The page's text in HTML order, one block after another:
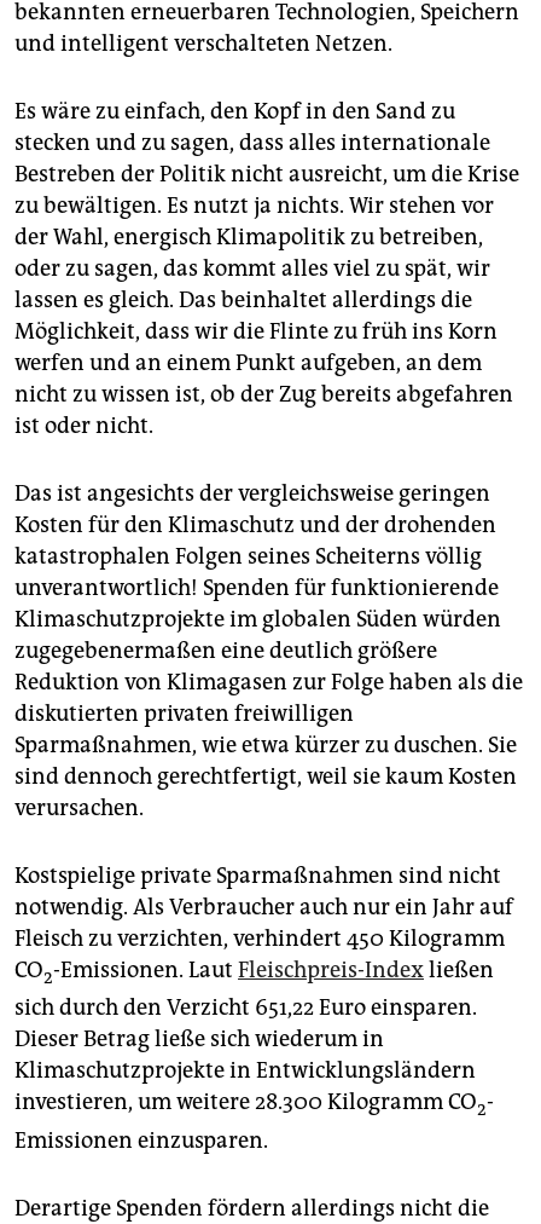
bekannten erneuerbaren Technologien, Speichern
und intelligent verschalteten Netzen.
Es wäre zu einfach, den Kopf in den Sand zu
stecken und zu sagen, dass alles internationale
Bestreben der Politik nicht ausreicht, um die Krise
zu bewältigen. Es nutzt ja nichts. Wir stehen vor
der Wahl, energisch Klimapolitik zu betreiben,
oder zu sagen, das kommt alles viel zu spät, wir
lassen es gleich. Das beinhaltet allerdings die
Möglichkeit, dass wir die Flinte zu früh ins Korn
werfen und an einem Punkt aufgeben, an dem
nicht zu wissen ist, ob der Zug bereits abgefahren
ist oder nicht.
Das ist angesichts der vergleichsweise geringen
Kosten für den Klimaschutz und der drohenden
katastrophalen Folgen seines Scheiterns völlig
unverantwortlich! Spenden für funktionierende
Klimaschutzprojekte im globalen Süden würden
zugegebenermaßen eine deutlich größere
Reduktion von Klimagasen zur Folge haben als die
diskutierten privaten freiwilligen
Sparmaßnahmen, wie etwa kürzer zu duschen. Sie
sind dennoch gerechtfertigt, weil sie kaum Kosten
verursachen.
Kostspielige private Sparmaßnahmen sind nicht
notwendig. Als Verbraucher auch nur ein Jahr auf
Fleisch zu verzichten, verhindert 450 Kilogramm
CO2-Emissionen. Laut Fleischpreis-Indexließen
sich durch den Verzicht 651,22 Euro einsparen.
Dieser Betrag ließe sich wiederum in
Klimaschutzprojekte in Entwicklungsländern
investieren, um weitere 28.300 Kilogramm CO2-
Emissionen einzusparen.
Derartige Spenden fördern allerdings nicht die